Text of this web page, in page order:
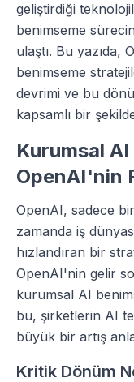
geliştirdiği
benimseme
ulaştı. Bu yazıda,
benimseme
devrimi ve bu
kapsamlı bir
Kurumsal
OpenAI'nin
OpenAI, sadece bir
zamanda iş
hızlandıran bir
OpenAI'nin gelir
kurumsal AI
bu, şirketlerin AI
büyük bir artış
Kritik Dönüm